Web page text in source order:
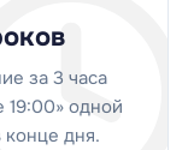
за 3 часа
19:00» одной
конце дня.